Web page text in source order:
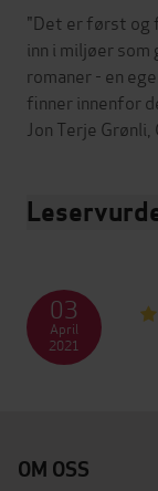
"Det er først og
inn i miljøer som
romaner - en
finner innenfor
03
April
2021
OM OSS